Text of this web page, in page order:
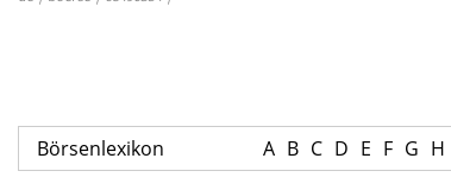
Börsenlexikon A B C D E F G H